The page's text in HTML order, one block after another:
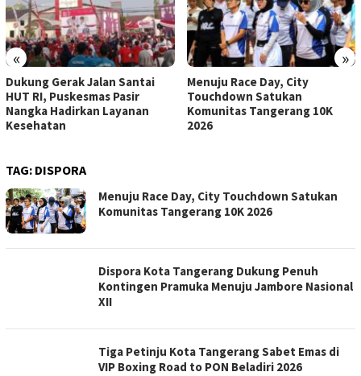
« »
Dukung Gerak Jalan Santai
HUT RI, Puskesmas Pasir
Nangka Hadirkan Layanan
Kesehatan
Menuju Race Day, City
Touchdown Satukan
Komunitas Tangerang 10K
2026
TAG: DISPORA
Menuju Race Day, City Touchdown Satukan
Komunitas Tangerang 10K 2026
Dispora Kota Tangerang Dukung Penuh
Kontingen Pramuka Menuju Jambore Nasional
XII
Tiga Petinju Kota Tangerang Sabet Emas di
VIP Boxing Road to PON Beladiri 2026